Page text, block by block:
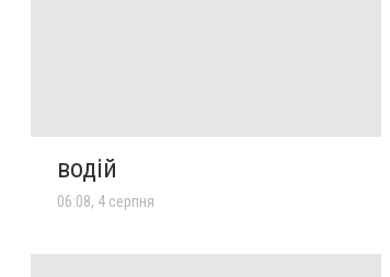
водій
06:08, 4 серпня